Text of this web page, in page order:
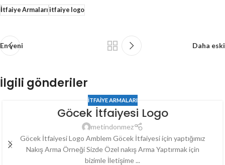
İtfaiye Armaları itfaiye logo
En yeni Daha eski
İlgili gönderiler
İTFAIYE ARMALARI
Göcek İtfaiyesi Logo
metindonmez
Göcek İtfaiyesi Logo Amblem Göcek İtfaiyesi için yaptığımız
Nakış Arma Örneği Sizde Özel nakış Arma Yaptırmak için
bizimle İletişime ...